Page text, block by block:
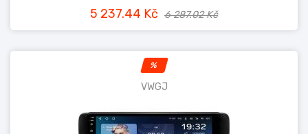
5 237.44 Kč 6 287.02 Kč
%
VWGJ